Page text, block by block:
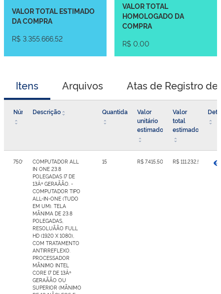
VALOR TOTAL ESTIMADO
DA COMPRA
R$ 3.355.666,52
VALOR TOTAL
HOMOLOGADO DA
COMPRA
R$ 0,00
Itens Arquivos Atas de Registro de
NúmeroDescrição Quantidade
Valor
unitário
estimado
Valor
total
estimado
7509578COMPUTADOR ALL
IN ONE 23.8
POLEGADAS I7 DE
13Âª GERAÃÃO. -
COMPUTADOR TIPO
ALL-IN-ONE (TUDO
EM UM). TELA
MÃNIMA DE 23.8
POLEGADAS,
RESOLUÃÃO FULL
HD (1920 X 1080),
COM TRATAMENTO
ANTIRREFLEXO.
PROCESSADOR
MÃNIMO INTEL
CORE I7 DE 13Âª
GERAÃÃO OU
SUPERIOR (MÃNIMO
15 R$ 7.415,50 R$ 111.232,50